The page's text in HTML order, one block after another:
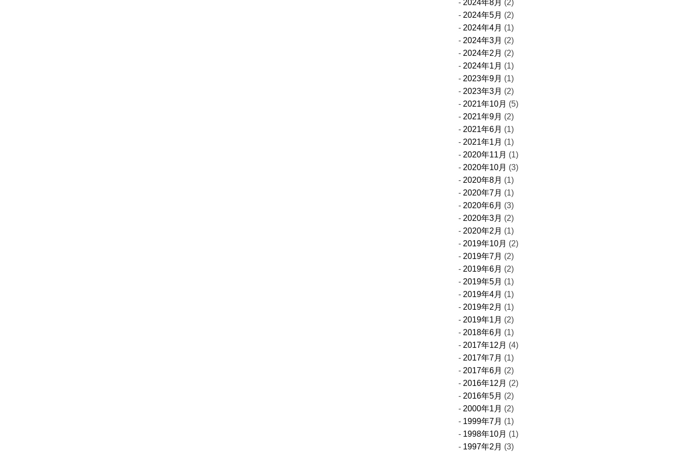
2024年8月 (2)
2024年5月 (2)
2024年4月 (1)
2024年3月 (2)
2024年2月 (2)
2024年1月 (1)
2023年9月 (1)
2023年3月 (2)
2021年10月 (5)
2021年9月 (2)
2021年6月 (1)
2021年1月 (1)
2020年11月 (1)
2020年10月 (3)
2020年8月 (1)
2020年7月 (1)
2020年6月 (3)
2020年3月 (2)
2020年2月 (1)
2019年10月 (2)
2019年7月 (2)
2019年6月 (2)
2019年5月 (1)
2019年4月 (1)
2019年2月 (1)
2019年1月 (2)
2018年6月 (1)
2017年12月 (4)
2017年7月 (1)
2017年6月 (2)
2016年12月 (2)
2016年5月 (2)
2000年1月 (2)
1999年7月 (1)
1998年10月 (1)
1997年2月 (3)